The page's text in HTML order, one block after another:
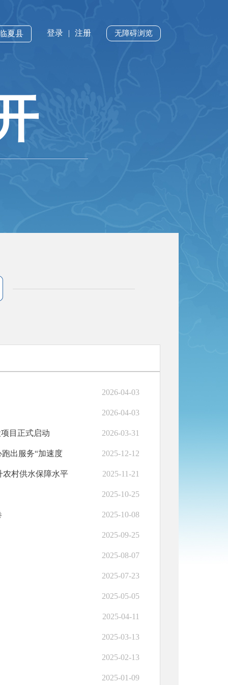
无障碍浏览
登录 | 注册
夏县
2026-04-03
2026-04-03
目正式启动 2026-03-31
跑出服务“加速度 2025-12-12
村供水保障水平 2025-11-21
2025-10-25
2025-10-08
2025-09-25
2025-08-07
2025-07-23
2025-05-05
2025-04-11
2025-03-13
2025-02-13
2025-01-09